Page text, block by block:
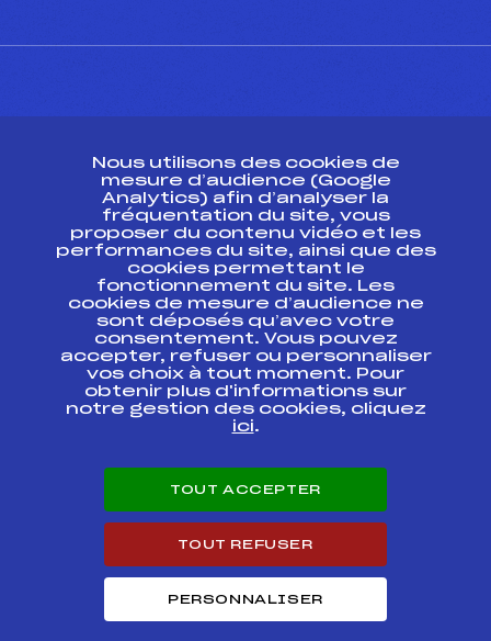
ESPACE PRESSE
Ressources
Pass’Neige
Projet sportif fédéral
Projet de performance fédéral
Antidopage
Pôle Développement, Formation, Suivi
Scientifique
Listes ministérielles
Pôle vie de l’athlète
Carrières
Nous utilisons des cookies de
mesure d’audience (Google
Analytics) afin d’analyser la
fréquentation du site, vous
proposer du contenu vidéo et les
performances du site, ainsi que des
cookies permettant le
fonctionnement du site. Les
cookies de mesure d’audience ne
sont déposés qu’avec votre
consentement. Vous pouvez
accepter, refuser ou personnaliser
vos choix à tout moment. Pour
obtenir plus d'informations sur
notre gestion des cookies, cliquez
ici.
TOUT ACCEPTER
TOUT REFUSER
PERSONNALISER